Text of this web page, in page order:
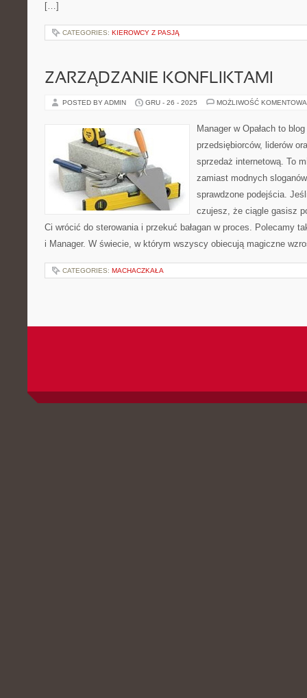
[…]
CATEGORIES: KIEROWCY Z PASJĄ
ZARZĄDZANIE KONFLIKTAMI
POSTED BY ADMIN GRU - 26 - 2025 MOŻLIWOŚĆ
Manager w Opałach to
przedsiębiorców, liderów
sprzedaż internetową. To
zamiast modnych
sprawdzone podejścia.
czujesz, że ciągle gasisz
Ci wrócić do sterowania i przekuć bałagan w proces. Polecamy
i Manager. W świecie, w którym wszyscy obiecują magiczne
CATEGORIES: MACHACZKAŁA